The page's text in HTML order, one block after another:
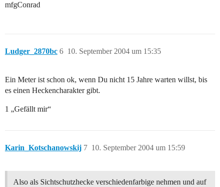
mfgConrad
Ludger_2870bc 10. September 2004 um 15:35
6
Ein Meter ist schon ok, wenn Du nicht 15 Jahre warten willst, bis
es einen Heckencharakter gibt.
1 „Gefällt mir“
Karin_Kotschanowskij 10. September 2004 um 15:59
7
Also als Sichtschutzhecke verschiedenfarbige nehmen und auf